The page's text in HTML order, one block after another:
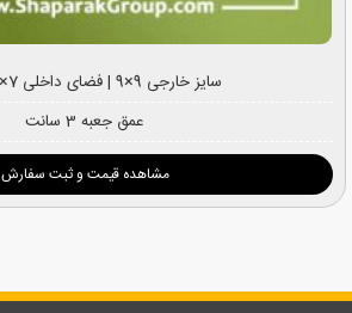
سایز خارجی 9×9 | فضای داخلی 7×7 سانت
عمق جعبه 3 سانت
مشاهده قیمت و ثبت سفارش